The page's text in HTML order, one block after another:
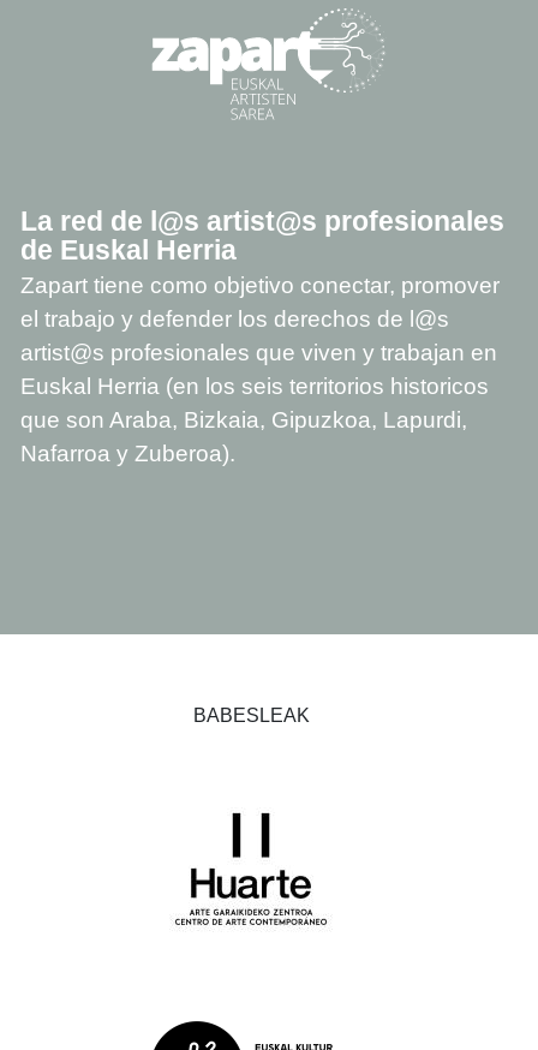
La red de l@s artist@s profesionales
de Euskal Herria
Zapart tiene como objetivo conectar, promover
el trabajo y defender los derechos de l@s
artist@s profesionales que viven y trabajan en
Euskal Herria (en los seis territorios historicos
que son Araba, Bizkaia, Gipuzkoa, Lapurdi,
Nafarroa y Zuberoa).
BABESLEAK